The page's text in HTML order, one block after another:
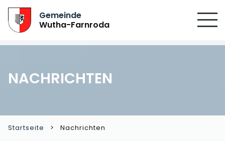
Gemeinde
Wutha-Farnroda
NACHRICHTEN
Startseite Nachrichten